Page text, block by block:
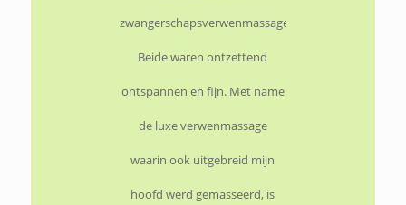
zwangerschapsverwenmassage.
Beide waren ontzettend
ontspannen en fijn. Met name
de luxe verwenmassage
waarin ook uitgebreid mijn
hoofd werd gemasseerd, is